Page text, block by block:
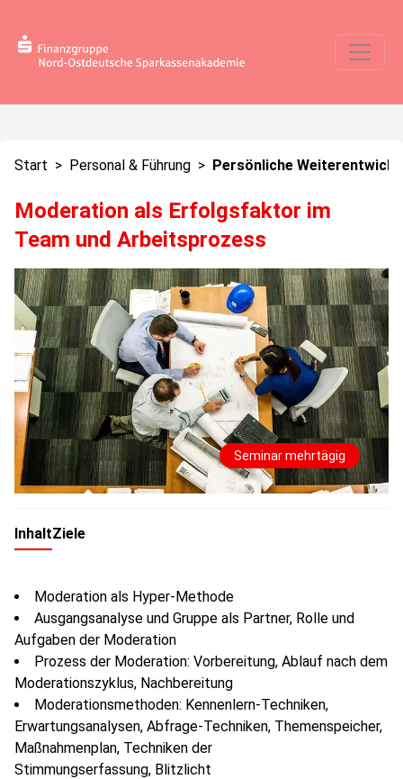
Start > Personal & Führung > Persönliche
Moderation als Erfolgsfaktor im
Team und Arbeitsprozess
Seminar mehrtägig
InhaltZiele
Moderation als Hyper-Methode
Ausgangsanalyse und Gruppe als Partner, Rolle und
Aufgaben der Moderation
Prozess der Moderation: Vorbereitung, Ablauf nach dem
Moderationszyklus, Nachbereitung
Moderationsmethoden: Kennenlern-Techniken,
Erwartungsanalysen, Abfrage-Techniken, Themenspeicher,
Maßnahmenplan, Techniken der
Stimmungserfassung, Blitzlicht